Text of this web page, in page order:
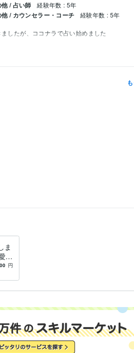
/ 占い師 経験年数 : 5年
/ カウンセラー・コーチ 経験年数 : 5年
したが、ココナラで占い始めました
つながる　悩み相談
ま
・
円